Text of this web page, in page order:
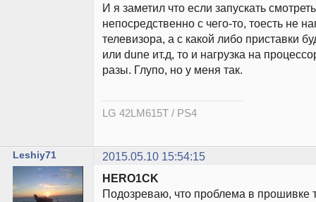
И я заметил что если запускать
непосредственно с чего-то, тоесть не
телевизора, а с какой либо приставки
или dune ит.д, то и нагрузка на
разы. Глупо, но у меня так.
LG 42LM615T / PS4
Leshiy71 2015.05.10 15:54:15
HERO1CK
Подозреваю, что проблема в прошивке